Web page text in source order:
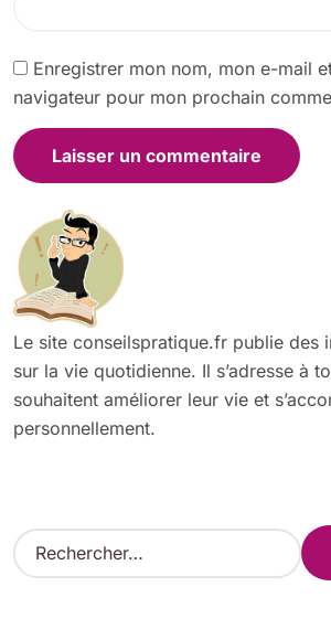
Enregistrer mon nom, mon e-mail
navigateur pour mon prochain
Le site conseilspratique.fr publie des
sur la vie quotidienne. Il s’adresse à
souhaitent améliorer leur vie et
personnellement.
R
e